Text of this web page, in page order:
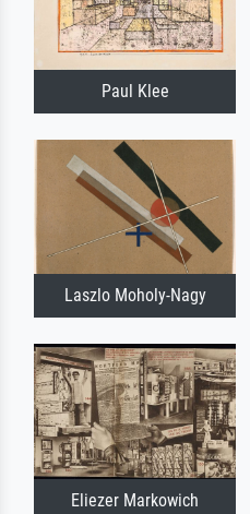
Paul Klee
Laszlo Moholy-Nagy
Eliezer Markowich